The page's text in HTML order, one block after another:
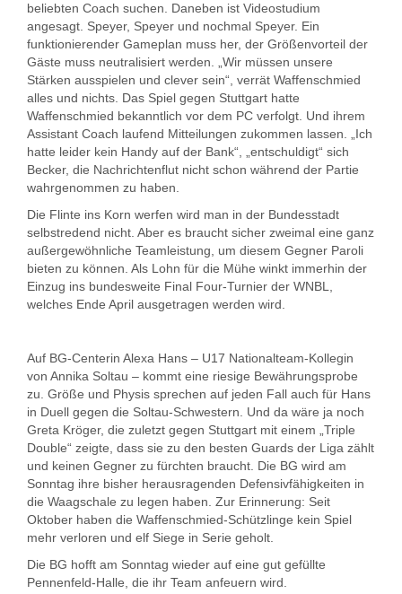
beliebten Coach suchen. Daneben ist Videostudium
angesagt. Speyer, Speyer und nochmal Speyer. Ein
funktionierender Gameplan muss her, der Größenvorteil der
Gäste muss neutralisiert werden. „Wir müssen unsere
Stärken ausspielen und clever sein“, verrät Waffenschmied
alles und nichts. Das Spiel gegen Stuttgart hatte
Waffenschmied bekanntlich vor dem PC verfolgt. Und ihrem
Assistant Coach laufend Mitteilungen zukommen lassen. „Ich
hatte leider kein Handy auf der Bank“, „entschuldigt“ sich
Becker, die Nachrichtenflut nicht schon während der Partie
wahrgenommen zu haben.
Die Flinte ins Korn werfen wird man in der Bundesstadt
selbstredend nicht. Aber es braucht sicher zweimal eine ganz
außergewöhnliche Teamleistung, um diesem Gegner Paroli
bieten zu können. Als Lohn für die Mühe winkt immerhin der
Einzug ins bundesweite Final Four-Turnier der WNBL,
welches Ende April ausgetragen werden wird.
Auf BG-Centerin Alexa Hans – U17 Nationalteam-Kollegin
von Annika Soltau – kommt eine riesige Bewährungsprobe
zu. Größe und Physis sprechen auf jeden Fall auch für Hans
in Duell gegen die Soltau-Schwestern. Und da wäre ja noch
Greta Kröger, die zuletzt gegen Stuttgart mit einem „Triple
Double“ zeigte, dass sie zu den besten Guards der Liga zählt
und keinen Gegner zu fürchten braucht. Die BG wird am
Sonntag ihre bisher herausragenden Defensivfähigkeiten in
die Waagschale zu legen haben. Zur Erinnerung: Seit
Oktober haben die Waffenschmied-Schützlinge kein Spiel
mehr verloren und elf Siege in Serie geholt.
Die BG hofft am Sonntag wieder auf eine gut gefüllte
Pennenfeld-Halle, die ihr Team anfeuern wird.